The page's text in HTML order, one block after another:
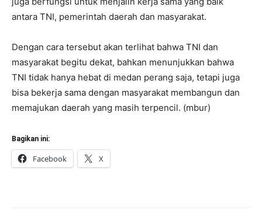
antara TNI, pemerintah daerah dan masyarakat.
Dengan cara tersebut akan terlihat bahwa TNI dan
masyarakat begitu dekat, bahkan menunjukkan bahwa
TNI tidak hanya hebat di medan perang saja, tetapi juga
bisa bekerja sama dengan masyarakat membangun dan
memajukan daerah yang masih terpencil. (mbur)
Bagikan ini:
Facebook X